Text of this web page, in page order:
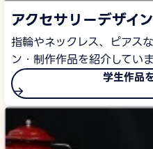
アクセサリーデザイン
指輪やネックレス、ピアス
ン・制作作品を紹介していま
学生作品